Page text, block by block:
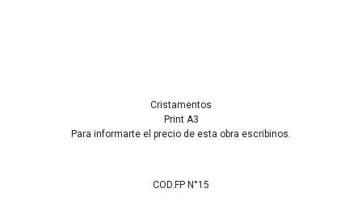
Cristamentos
Print A3
Para informarte el precio de esta obra escribinos.
COD.FP N°15